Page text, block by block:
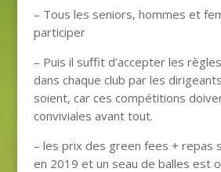
– Tous les seniors, hommes et
participer
– Puis il suffit d’accepter les
dans chaque club par les
soient, car ces compétitions
conviviales avant tout.
– les prix des green fees + repas
en 2019 et un seau de balles est